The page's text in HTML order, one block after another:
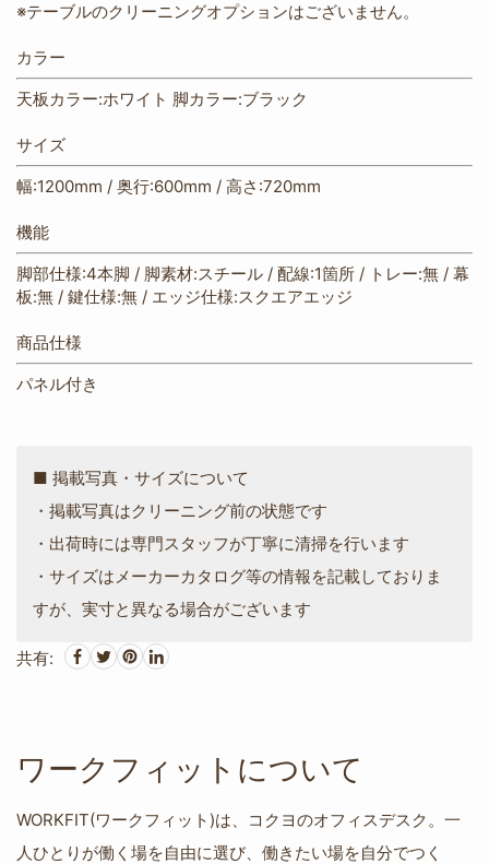
※テーブルのクリーニングオプションはございません。
カラー
天板カラー:ホワイト 脚カラー:ブラック
サイズ
幅:1200mm / 奥行:600mm / 高さ:720mm
機能
脚部仕様:4本脚 / 脚素材:スチール / 配線:1箇所 / トレー:無 / 幕
板:無 / 鍵仕様:無 / エッジ仕様:スクエアエッジ
商品仕様
パネル付き
■ 掲載写真・サイズについて
・掲載写真はクリーニング前の状態です
・出荷時には専門スタッフが丁寧に清掃を行います
・サイズはメーカーカタログ等の情報を記載しておりま
すが、実寸と異なる場合がございます
共有:
ワークフィットについて
WORKFIT(ワークフィット)は、コクヨのオフィスデスク。一
人ひとりが働く場を自由に選び、働きたい場を自分でつく